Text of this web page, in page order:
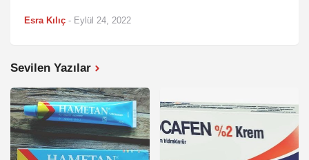
Esra Kılıç - Eylül 24, 2022
Sevilen Yazılar